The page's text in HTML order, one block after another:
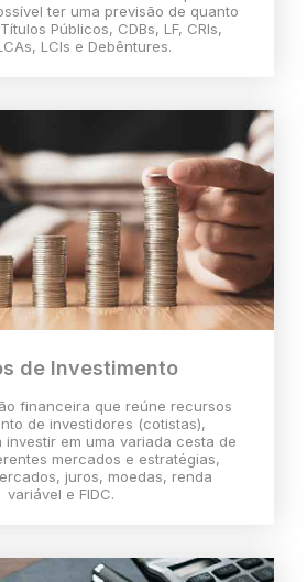
ter uma previsão de quanto
Públicos, CDBs, LF, CRIs,
LCIs e Debêntures.
de Investimento
financeira que reúne recursos
de investidores (cotistas),
investir em uma variada cesta de
mercados e estratégias,
juros, moedas, renda
variável e FIDC.